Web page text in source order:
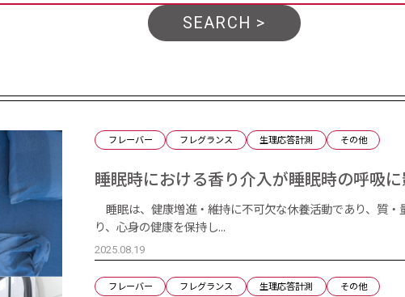
SEARCH >
フレーバー フレグランス 生理応答計測 その他
睡眠時における香り介入が睡眠時の呼吸
睡眠は、健康増進・維持に不可欠な休養活動であり、質
り、心身の健康を保持し...
2025.08.19
フレーバー フレグランス 生理応答計測 その他